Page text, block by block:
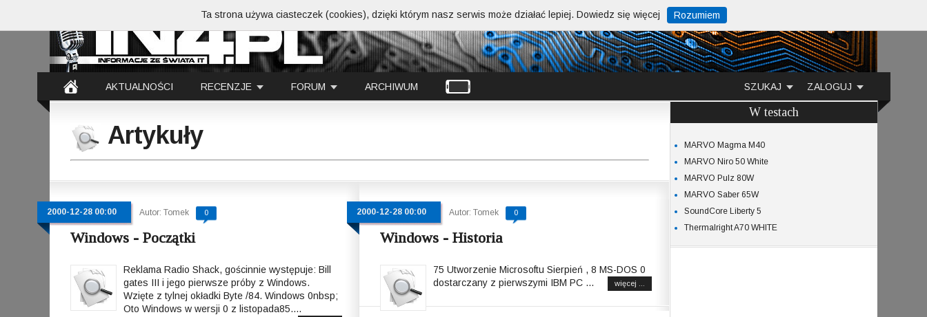
AKTUALNOŚCI RECENZJE FORUM ARCHIWUM ZALOGUJ
SZUKAJ
Artykuły
2000-12-28 00:00 Autor: Tomek 0
Windows - Początki
Reklama Radio Shack, gościnnie występuje: Bill
gates III i jego pierwsze próby z Windows.
Wzięte z tylnej okładki Byte /84. Windows 0nbsp;
Oto Windows w wersji 0 z listopada85....
2000-12-28 00:00 Autor: Tomek 0
Windows - Historia
75 Utworzenie Microsoftu Sierpień , 8 MS-DOS 0
dostarczany z pierwszymi IBM PC ...
więcej ...
W testach
MARVO Magma M40
MARVO Niro 50 White
MARVO Pulz 80W
MARVO Saber 65W
SoundCore Liberty 5
Thermalright A70 WHITE
Ta strona używa ciasteczek (cookies), dzięki którym nasz serwis może działać lepiej. Dowiedz się więcej Rozumiem